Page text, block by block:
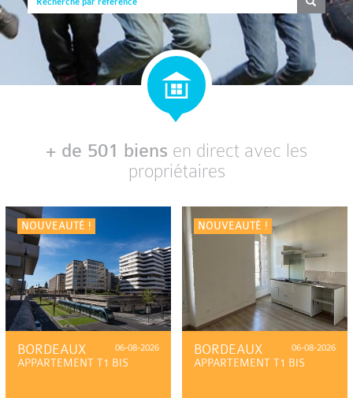
+ de 501 biens en direct avec les
propriétaires
NOUVEAUTÉ !
06-08-2026
BORDEAUX
APPARTEMENT T1 BIS
NOUVEAUTÉ !
06-08-2026
BORDEAUX
APPARTEMENT T1 BIS